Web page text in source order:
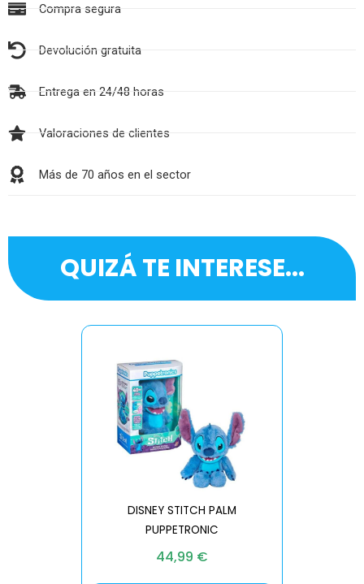
Compra segura
Devolución gratuita
Entrega en 24/48 horas
Valoraciones de clientes
Más de 70 años en el sector
QUIZÁ TE INTERESE...
DISNEY STITCH PALM
PUPPETRONIC
44,99 €